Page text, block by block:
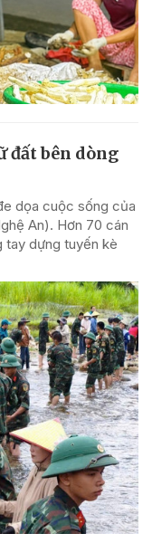
đất bên dòng
dọa cuộc sống của
An). Hơn 70 cán
tay dựng tuyến kè